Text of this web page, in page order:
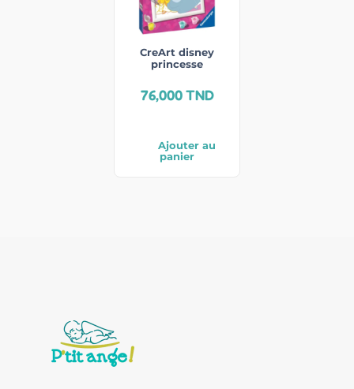
CreArt disney
princesse
76,000TND
Ajouter au
panier